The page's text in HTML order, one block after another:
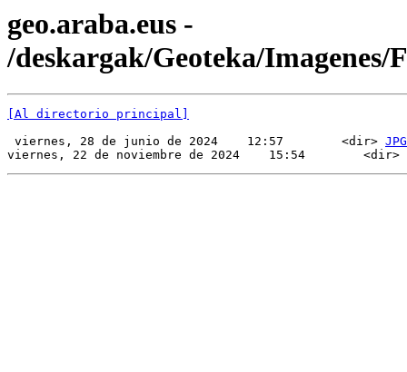
geo.araba.eus -
/deskargak/Geoteka/Imagenes/
[Al directorio principal]
viernes, 28 de junio de 2024    12:57        <dir> JPG
viernes, 22 de noviembre de 2024    15:54        <dir>